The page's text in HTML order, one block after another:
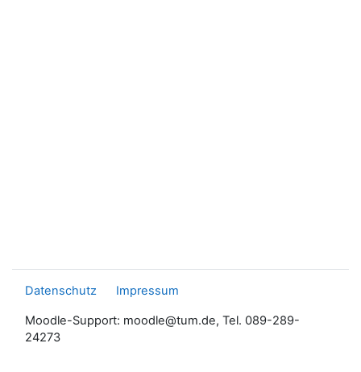
Datenschutz Impressum
Moodle-Support: moodle@tum.de, Tel. 089-289-
24273